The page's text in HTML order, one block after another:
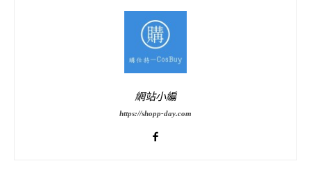
網站小編
https://shopp-day.com